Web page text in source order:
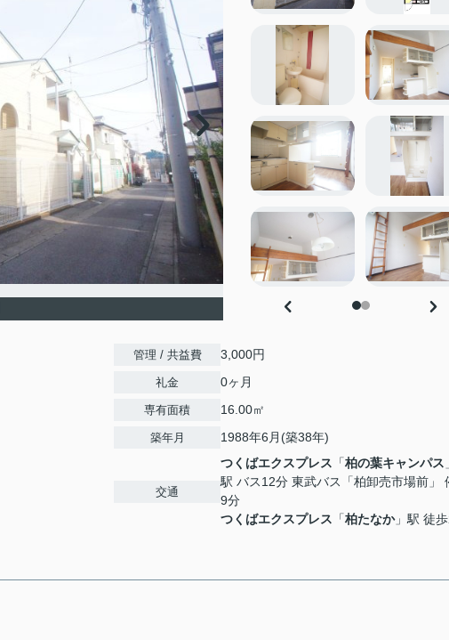
管理 / 共益費 3,000円
礼金 0ヶ月
専有面積 16.00㎡
築年月 1988年6月(築38年)
交通
つくばエクスプレス 「柏の葉キャンパス
駅 バス12分 東武バス「柏卸売市場前」
9分
つくばエクスプレス 「柏たなか」駅 徒